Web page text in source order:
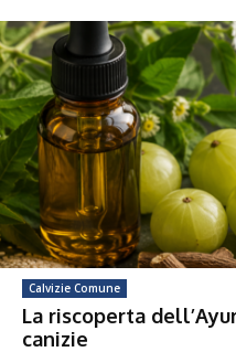
Calvizie Comune
La riscoperta
canizie